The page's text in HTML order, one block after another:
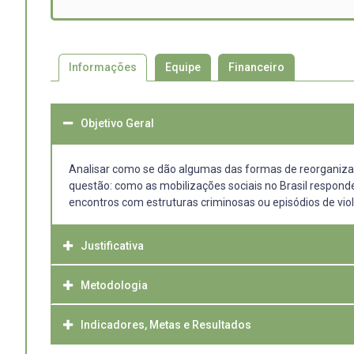
Informações Equipe Financeiro
Objetivo Geral
Analisar como se dão algumas das formas de
questão: como as mobilizações sociais no Brasil
encontros com estruturas criminosas ou episódios de
Justificativa
A ação coletiva no Brasil tem enfrentado desafios
grupos paraestatais. A presente pesquisa busca
violência, contribuindo para um entendimento mais
Metodologia
metodologia qualitativa de estudos de caso,
investigação, a saber, Rio de Janeiro, Rio Grande do Sul
Indicadores, Metas e Resultados